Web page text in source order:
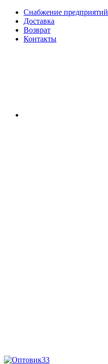
Снабжение предприятий
Доставка
Возврат
Контакты